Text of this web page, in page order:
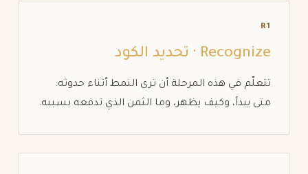
R1
Recognize · تحديد الكود
تتعلّم في هذه المرحلة أن ترى النمط أثناء حدوثه:
متى يبدأ، وكيف يظهر، وما الثمن الذي تدفعه بسببه.